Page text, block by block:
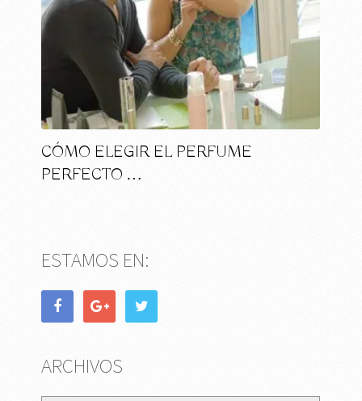
CÓMO ELEGIR EL PERFUME
PERFECTO …
ESTAMOS EN:
ARCHIVOS